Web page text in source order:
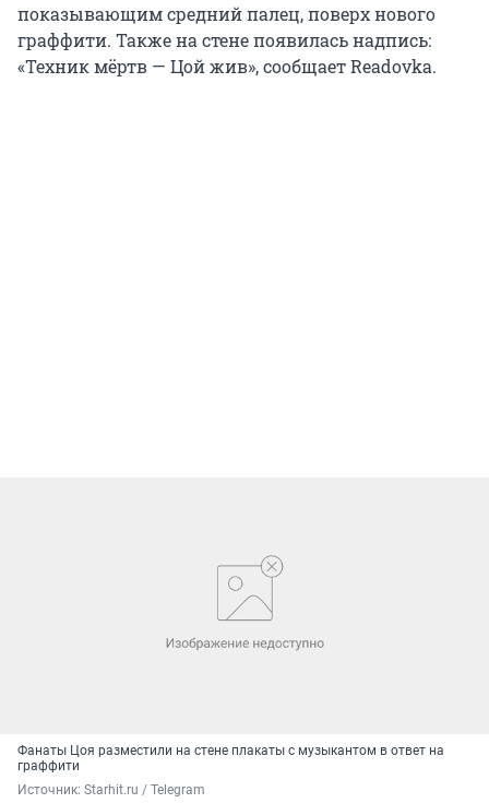
показывающим средний палец, поверх нового
граффити. Также на стене появилась надпись:
«Техник мёртв — Цой жив», сообщает Readovka.
Фанаты Цоя разместили на стене плакаты с музыкантом в ответ на
граффити
Источник: Starhit.ru / Telegram